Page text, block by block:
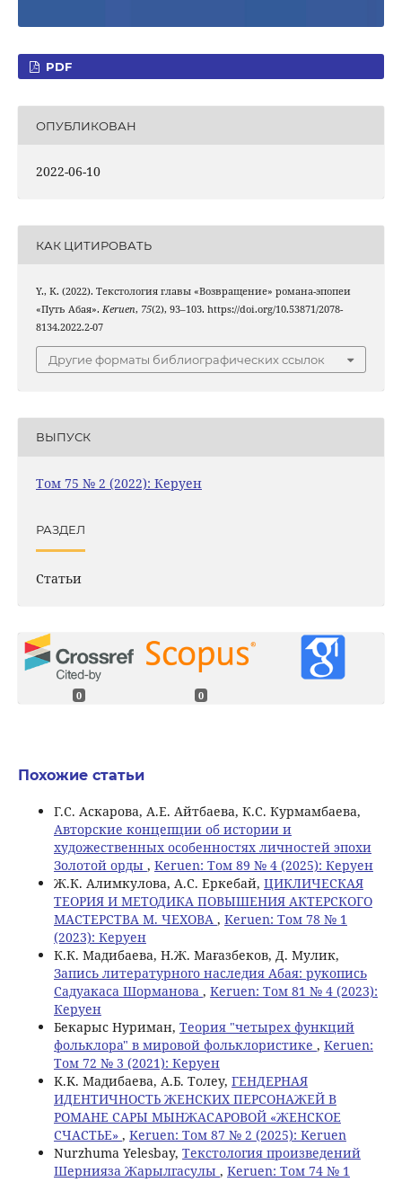
PDF
ОПУБЛИКОВАН
2022-06-10
КАК ЦИТИРОВАТЬ
Y., K. (2022). Текстология главы «Возвращение» романа-эпопеи
«Путь Абая». Keruen, 75(2), 93–103. https://doi.org/10.53871/2078-
8134.2022.2-07
Другие форматы библиографических ссылок
ВЫПУСК
Том 75 № 2 (2022): Керуен
РАЗДЕЛ
Статьи
0 0
Похожие статьи
Г.С. Аскарова, А.Е. Айтбаева, К.С. Курмамбаева,
Авторские концепции об истории и
художественных особенностях личностей эпохи
Золотой орды , Keruen: Том 89 № 4 (2025): Керуен
Ж.К. Алимкулова, А.С. Еркебай, ЦИКЛИЧЕСКАЯ
ТЕОРИЯ И МЕТОДИКА ПОВЫШЕНИЯ АКТЕРСКОГО
МАСТЕРСТВА М. ЧЕХОВА , Keruen: Том 78 № 1
(2023): Керуен
К.К. Мадибаева, Н.Ж. Мағазбеков, Д. Мулик,
Запись литературного наследия Абая: рукопись
Садуакаса Шорманова , Keruen: Том 81 № 4 (2023):
Керуен
Бекарыс Нуриман, Теория "четырех функций
фольклора" в мировой фольклористике , Keruen:
Том 72 № 3 (2021): Керуен
K.K. Мадибаева, А.Б. Тoлеу, ГЕНДЕРНАЯ
ИДЕНТИЧНОСТЬ ЖЕНСКИХ ПЕРСОНАЖЕЙ В
РОМАНЕ САРЫ МЫНЖАСАРОВОЙ «ЖЕНСКОЕ
СЧАСТЬЕ» , Keruen: Том 87 № 2 (2025): Keruen
Nurzhuma Yelesbay, Текстология произведений
Шернияза Жарылгасулы , Keruen: Том 74 № 1